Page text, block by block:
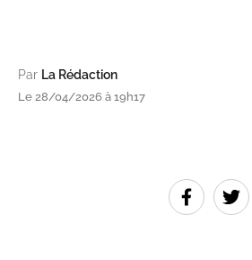
Par La Rédaction
Le 28/04/2026 à 19h17